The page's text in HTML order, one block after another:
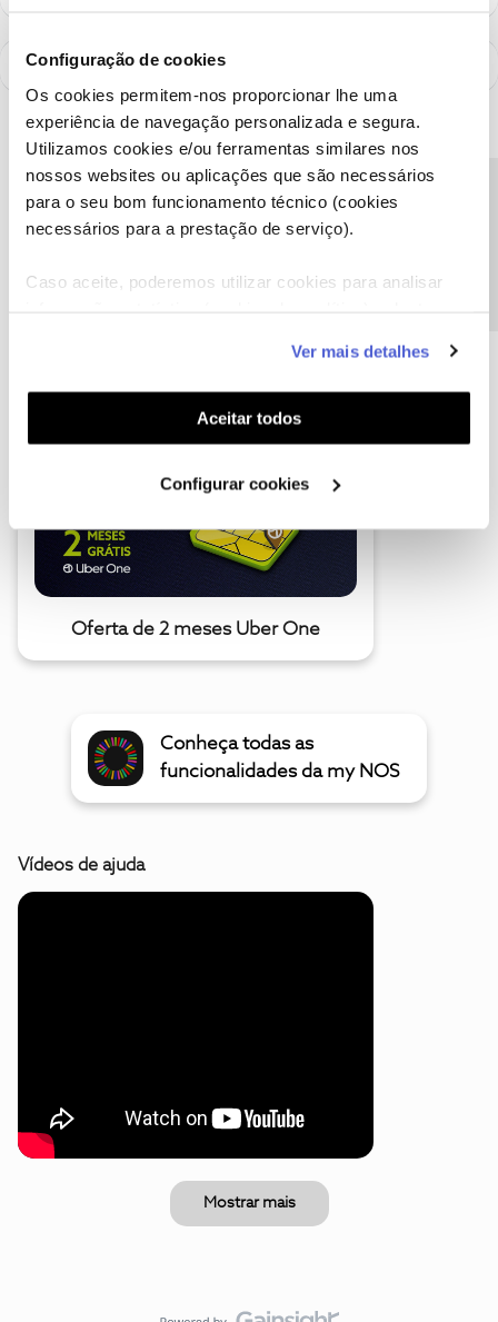
Configuração de cookies
Os cookies permitem-nos proporcionar lhe uma
experiência de navegação personalizada e segura.
Utilizamos cookies e/ou ferramentas similares nos
nossos websites ou aplicações que são necessários
para o seu bom funcionamento técnico (cookies
necessários para a prestação de serviço).
Caso aceite, poderemos utilizar cookies para analisar
funcionalidades (cookies de personalização e
funcionalidade) e adaptar anúncios aos seus interesses
(cookies de publicidade personalizada). Pode gerir a
utilização dos cookies clicando em "Configurar
Ver mais detalhes
Aceitar todos
Configurar cookies
A poupança que COMBINA
Oferta de 2 meses Uber One
Conheça todas as
funcionalidades da my NOS
Vídeos de ajuda
Mostrar mais